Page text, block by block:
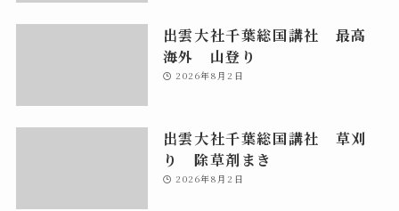
出雲大社千葉総国講社 最高
海外 山登り
2026年8月2日
出雲大社千葉総国講社 草刈
り 除草剤まき
2026年8月2日